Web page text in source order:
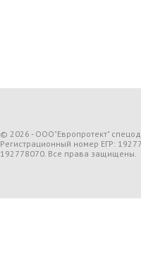
© 2026 - ООО"Европротект"
Регистрационный номер ЕГР:
192778070. Все права защищены.